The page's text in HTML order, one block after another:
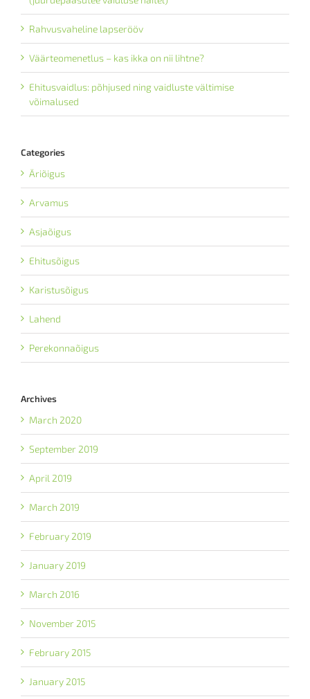
Rahvusvaheline lapserööv
Väärteomenetlus – kas ikka on nii lihtne?
Ehitusvaidlus: põhjused ning vaidluste vältimise
võimalused
Categories
Äriõigus
Arvamus
Asjaõigus
Ehitusõigus
Karistusõigus
Lahend
Perekonnaõigus
Archives
March 2020
September 2019
April 2019
March 2019
February 2019
January 2019
March 2016
November 2015
February 2015
January 2015